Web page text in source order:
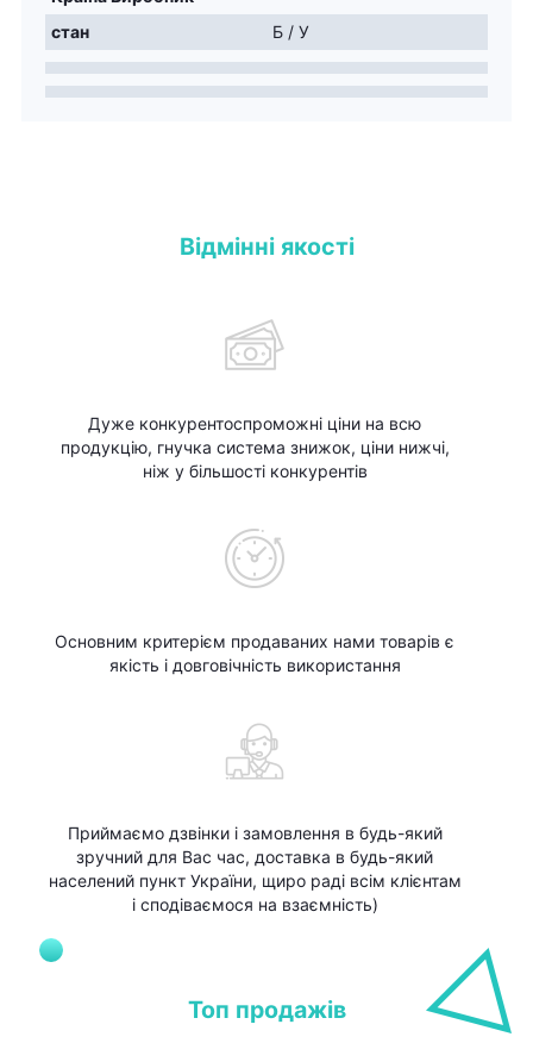
стан
Б / У
Відмінні якості
Дуже конкурентоспроможні ціни на всю
продукцію, гнучка система знижок, ціни нижчі,
ніж у більшості конкурентів
Основним критерієм продаваних нами товарів є
якість і довговічність використання
Приймаємо дзвінки і замовлення в будь-який
зручний для Вас час, доставка в будь-який
населений пункт України, щиро раді всім клієнтам
і сподіваємося на взаємність)
Топ продажів